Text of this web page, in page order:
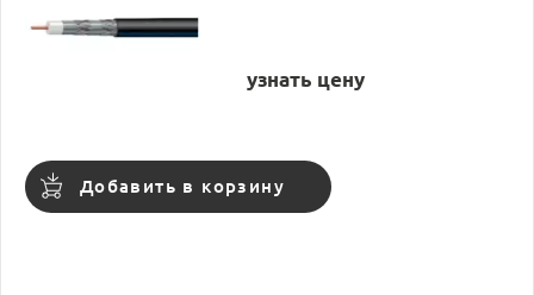
узнать цену
Добавить в корзину